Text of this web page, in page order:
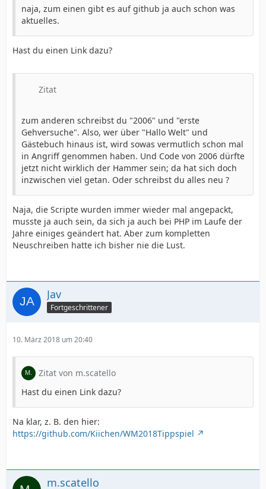
naja, zum einen gibt es auf github ja auch schon was
aktuelles.
Hast du einen Link dazu?
Zitat
zum anderen schreibst du "2006" und "erste
Gehversuche". Also, wer über "Hallo Welt" und
Gästebuch hinaus ist, wird sowas vermutlich schon mal
in Angriff genommen haben. Und Code von 2006 dürfte
jetzt nicht wirklich der Hammer sein; da hat sich doch
inzwischen viel getan. Oder schreibst du alles neu ?
Naja, die Scripte wurden immer wieder mal angepackt,
musste ja auch sein, da sich ja auch bei PHP im Laufe der
Jahre einiges geändert hat. Aber zum kompletten
Neuschreiben hatte ich bisher nie die Lust.
Jav
Fortgeschrittener
10. März 2018 um 20:40
Zitat von m.scatello
Hast du einen Link dazu?
Na klar, z. B. den hier:
https://github.com/Kiichen/WM2018Tippspiel
m.scatello